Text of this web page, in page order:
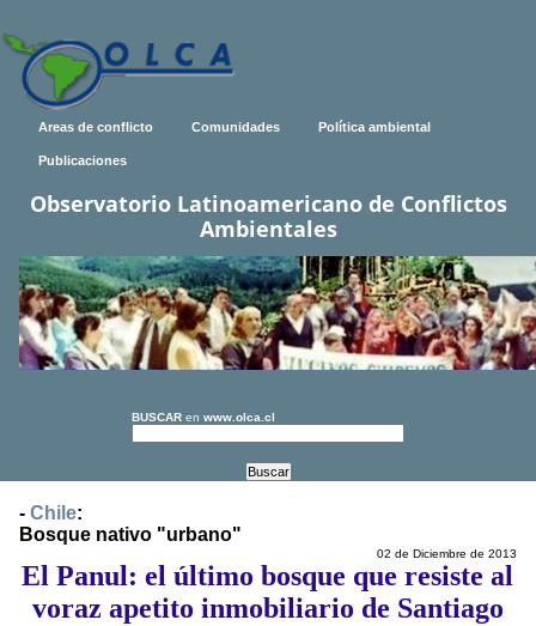
Areas de conflicto Comunidades Política ambiental
Publicaciones
Observatorio Latinoamericano de Conflictos
Ambientales
BUSCAR en www.olca.cl
- Chile:
Bosque nativo "urbano"
02 de Diciembre de 2013
El Panul: el último bosque que resiste al
voraz apetito inmobiliario de Santiago